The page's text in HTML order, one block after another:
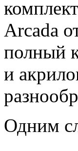
Arcada
полный
и
Одним